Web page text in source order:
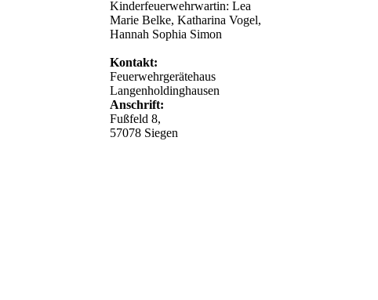
Kinderfeuerwehrwartin: Lea
Marie Belke, Katharina Vogel,
Hannah Sophia Simon
Kontakt:
Feuerwehrgerätehaus
Langenholdinghausen
Anschrift:
Fußfeld 8,
57078 Siegen